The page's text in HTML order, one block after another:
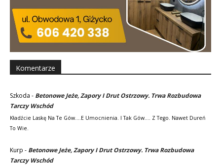
Komentarze
Szkoda - Betonowe Jeże, Zapory I Drut Ostrzowy. Trwa Rozbudowa
Tarczy Wschód
Kładźcie Laskę Na Te Gów....e Umocnienia. I Tak Gów.... Z Tego. Nawet Dureń
To Wie.
Kurp - Betonowe Jeże, Zapory I Drut Ostrzowy. Trwa Rozbudowa
Tarczy Wschód